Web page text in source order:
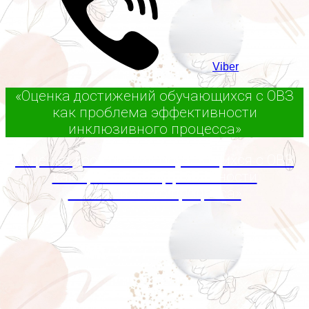
Viber
«Оценка достижений обучающихся с ОВЗ
как проблема эффективности
инклюзивного процесса»
«Оценка достижений обучающихся с ОВЗ
как проблема эффективности
инклюзивного процесса»